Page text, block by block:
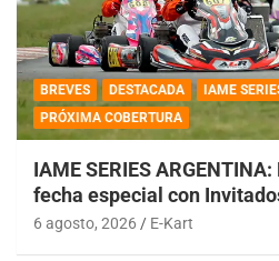
BREVES DESTACADA
IAME
PRÓXIMA COBERTURA
IAME SERIES
fecha especial con
6 agosto, 2026 E-Kart